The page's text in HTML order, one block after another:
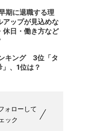
期に退職する理
ップが見込めな
休日・働き方など
キング 3位「タ
、1位は？
ォローして
ック